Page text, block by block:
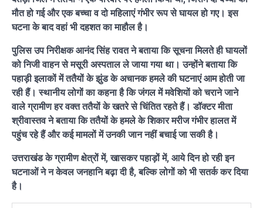
मौत हो गई और एक बच्चा व दो महिलाएं गंभीर रूप से घायल हो गए। इस
घटना के बाद वहां भी दहशत का माहौल है।
पुलिस उप निरीक्षक आनंद सिंह रावत ने बताया कि सूचना मिलते ही घायलों
को निजी वाहन से मसूरी अस्पताल ले जाया गया था। उन्होंने बताया कि
पहाड़ी इलाकों में ततैयों के झुंड के अचानक हमले की घटनाएं आम होती जा
रही हैं। स्थानीय लोगों का कहना है कि जंगल में मवेशियों को चराने जाने
वाले ग्रामीण हर वक्त ततैयों के खतरे से चिंतित रहते हैं। डॉक्टर मीता
श्रीवास्तव ने बताया कि ततैयों के हमले के शिकार मरीज गंभीर हालत में
पहुंच रहे हैं और कई मामलों में उनकी जान नहीं बचाई जा सकी है।
उत्तराखंड के ग्रामीण क्षेत्रों में, खासकर पहाड़ों में, आये दिन हो रही इन
घटनाओं ने न केवल जनहानि बढ़ा दी है, बल्कि लोगों को भी सतर्क कर दिया
है।